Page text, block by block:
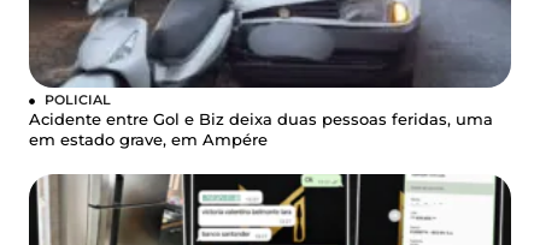
POLICIAL
Acidente entre Gol e Biz deixa duas pessoas feridas, uma
em estado grave, em Ampére